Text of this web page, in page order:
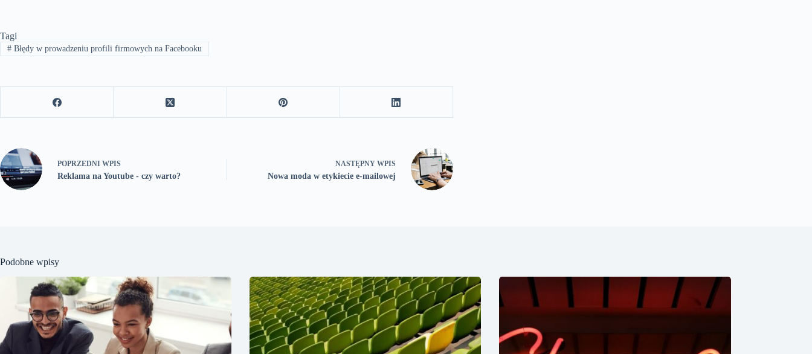
Tagi
#Błędy w prowadzeniu profili firmowych na Facebooku
POPRZEDNI WPIS
Reklama na Youtube - czy warto?
NASTĘPNY WPIS
Nowa moda w etykiecie e-mailowej
Podobne wpisy